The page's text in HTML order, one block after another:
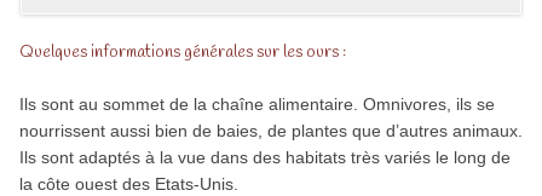
Quelques informations générales sur les ours :
Ils sont au sommet de la chaîne alimentaire. Omnivores, ils se
nourrissent aussi bien de baies, de plantes que d’autres animaux.
Ils sont adaptés à la vue dans des habitats très variés le long de
la côte ouest des Etats-Unis.